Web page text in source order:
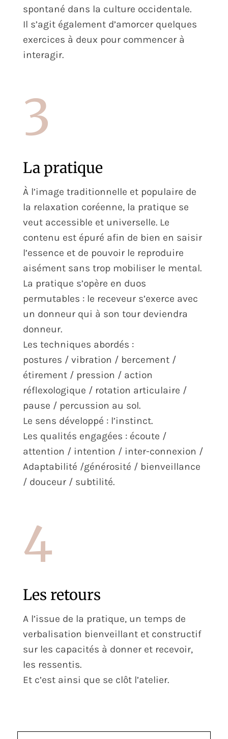
spontané dans la culture occidentale.
Il s’agit également d’amorcer quelques
exercices à deux pour commencer à
interagir.
3
La pratique
À l’image traditionnelle et populaire de
la relaxation coréenne, la pratique se
veut accessible et universelle. Le
contenu est épuré afin de bien en saisir
l’essence et de pouvoir le reproduire
aisément sans trop mobiliser le mental.
La pratique s’opère en duos
permutables : le receveur s’exerce avec
un donneur qui à son tour deviendra
donneur.
Les techniques abordés :
postures / vibration / bercement /
étirement / pression / action
réflexologique / rotation articulaire /
pause / percussion au sol.
Le sens développé : l’instinct.
Les qualités engagées : écoute /
attention / intention / inter-connexion /
Adaptabilité /générosité / bienveillance
/ douceur / subtilité.
4
Les retours
A l’issue de la pratique, un temps de
verbalisation bienveillant et constructif
sur les capacités à donner et recevoir,
les ressentis.
Et c’est ainsi que se clôt l’atelier.